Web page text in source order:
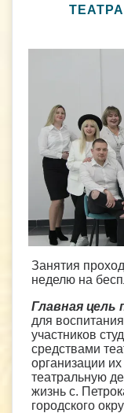
Занятия
неделю на
Главная
для
участников
средствами
организации
театральную
жизнь с.
городского